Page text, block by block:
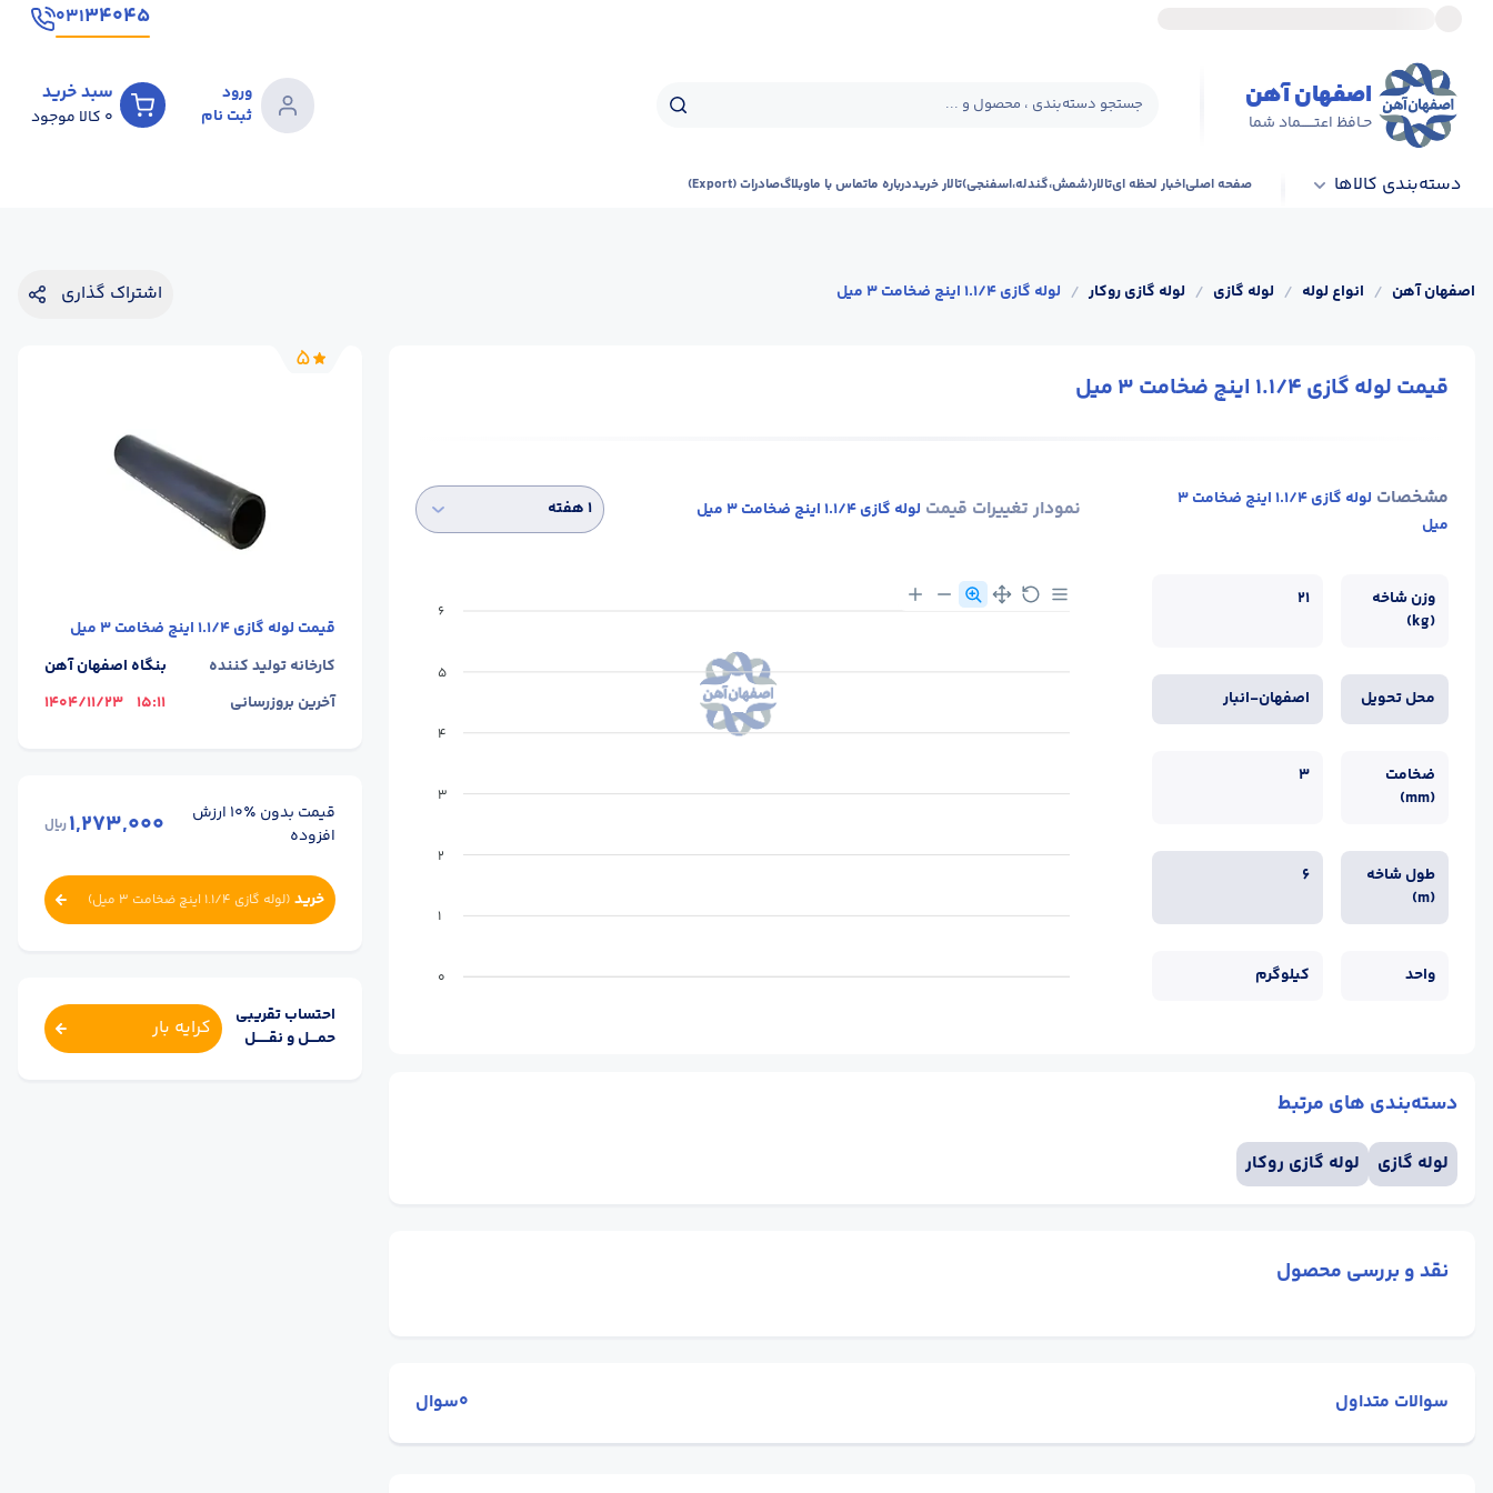
۳۴۰۴۵۰۳۱
اصفهان آهن
حـافظ اعتــــــماد شما
جستجو دسته‌بندی ، محصول و ...
ورود
ثبت نام
سبد خرید
0 کالا موجود
دسته‌بندی کالاها صفحه اصلیاخبار لحظه ایتالار(شمش،گندله،اسفنجی)تالار خریددرباره ماتماس با ماوبلاگصادرات (Export)
اصفهان آهن / انواع لوله / لوله گازی / لوله گازی روکار / لوله گازی 1.1/4 اینچ ضخامت 3 میل اشتراک گذاری
قیمت لوله گازی 1.1/4 اینچ ضخامت 3 میل
مشخصات
لوله گازی 1.1/4 اینچ ضخامت 3
میل
وزن شاخه
(kg)
21
محل تحویل اصفهان-انبار
ضخامت
(mm)
3
طول شاخه
(m)
6
واحد کیلوگرم
نمودار تغییرات قیمت لوله گازی 1.1/4 اینچ ضخامت 3 میل ۱ هفته
6
5
4
3
2
1
0
دسته‌بندی های مرتبط
لوله گازی لوله گازی روکار
نقد و بررسی محصول
سوالات متداول 0سوال
5
قیمت لوله گازی 1.1/4 اینچ ضخامت 3 میل
کارخانه تولید کننده
بنگاه اصفهان آهن
آخرین بروزرسانی
15:11
1404/11/23
قیمت بدون ٪۱۰ ارزش
افزوده
1,273,000ریال
خرید (لوله گازی 1.1/4 اینچ ضخامت 3 میل )
احتساب تقریبی
حمــــل و نقــــــل
کرایه بار